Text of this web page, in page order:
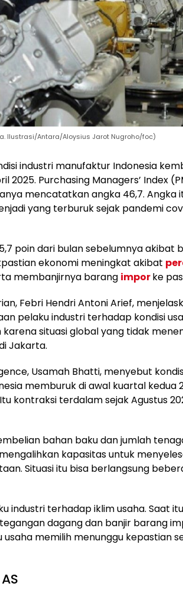
Ilustrasi/Antara/Aloysius Jarot Nugroho/foc)
industri manufaktur Indonesia
2025. Purchasing Managers’ Index
mencatatkan angka 46,7. Angka
yang terburuk sejak pandemi
poin dari bulan sebelumnya akibat
ekonomi meningkat akibat
membanjirnya barang imporke
Febri Hendri Antoni Arief,
pelaku industri terhadap kondisi
situasi global yang tidak
Jakarta.
Usamah Bhatti, menyebut
memburuk di awal kuartal kedua
kontraksi terdalam sejak Agustus
bahan baku dan jumlah
kapasitas untuk
Situasi itu bisa berlangsung
industri terhadap iklim usaha. Saat
dagang dan banjir barang
memilih menunggu kepastian